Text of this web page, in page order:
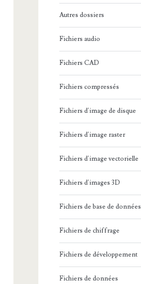
Autres dossiers
Fichiers audio
Fichiers CAD
Fichiers compressés
Fichiers d'image de disque
Fichiers d'image raster
Fichiers d'image vectorielle
Fichiers d'images 3D
Fichiers de base de données
Fichiers de chiffrage
Fichiers de développement
Fichiers de données